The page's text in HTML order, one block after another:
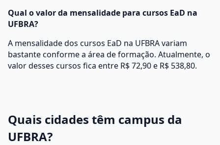
Qual o valor da mensalidade para cursos EaD na
UFBRA?
A mensalidade dos cursos EaD na UFBRA variam
bastante conforme a área de formação. Atualmente, o
valor desses cursos fica entre R$ 72,90 e R$ 538,80.
Quais cidades têm campus da
UFBRA?